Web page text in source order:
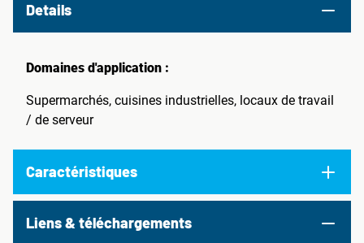
Details
Domaines d'application :
Supermarchés, cuisines industrielles, locaux de travail
/ de serveur
Caractéristiques
Liens & téléchargements